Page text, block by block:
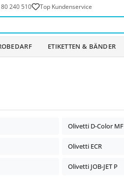
240 510 Top Kundenservice
ETIKETTEN & BÄNDER
Olivetti D-Color MF
Olivetti ECR
Olivetti JOB-JET P